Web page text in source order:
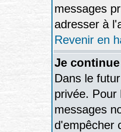
messages
adresser à
Revenir en
Je
Dans le
privée. Pour
messages
d'empêcher